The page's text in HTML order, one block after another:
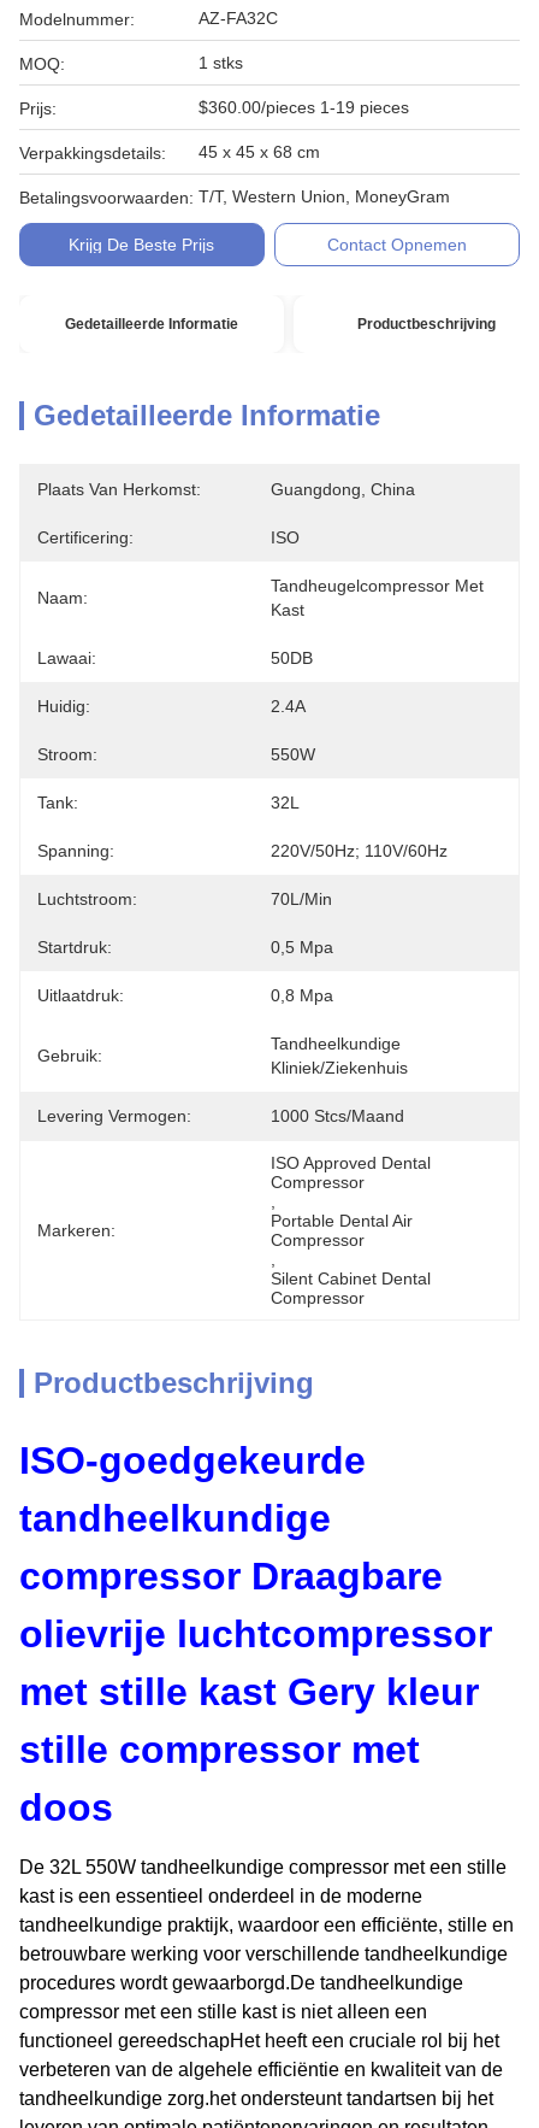
Modelnummer: AZ-FA32C
MOQ: 1 stks
Prijs: $360.00/pieces 1-19 pieces
Verpakkingsdetails: 45 x 45 x 68 cm
Betalingsvoorwaarden: T/T, Western Union, MoneyGram
Krijg De Beste Prijs Contact Opnemen
Gedetailleerde Informatie Productbeschrijving
Gedetailleerde Informatie
Plaats Van Herkomst: Guangdong, China
Certificering: ISO
Naam:
Tandheugelcompressor Met
Kast
Lawaai: 50DB
Huidig: 2.4A
Stroom: 550W
Tank: 32L
Spanning: 220V/50Hz; 110V/60Hz
Luchtstroom: 70L/min
Startdruk: 0,5 Mpa
Uitlaatdruk: 0,8 Mpa
Gebruik:
Tandheelkundige
Kliniek/ziekenhuis
Levering Vermogen: 1000 Stcs/maand
Markeren:
ISO Approved Dental
Compressor
Portable Dental Air
Compressor
Silent Cabinet Dental
Compressor
Productbeschrijving
ISO-goedgekeurde
tandheelkundige
compressor Draagbare
olievrije luchtcompressor
met stille kast Gery kleur
stille compressor met
doos
De 32L 550W tandheelkundige compressor met een stille
kast is een essentieel onderdeel in de moderne
tandheelkundige praktijk, waardoor een efficiënte, stille en
betrouwbare werking voor verschillende tandheelkundige
procedures wordt gewaarborgd.De tandheelkundige
compressor met een stille kast is niet alleen een
functioneel gereedschapHet heeft een cruciale rol bij het
verbeteren van de algehele efficiëntie en kwaliteit van de
tandheelkundige zorg.het ondersteunt tandartsen bij het